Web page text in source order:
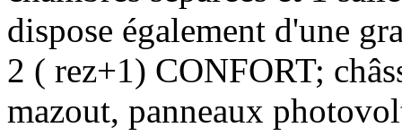
dispose également d'une
2 ( rez+1) CONFORT;
mazout, panneaux